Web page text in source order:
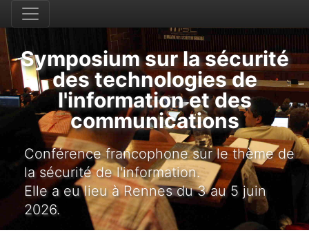
Symposium sur la sécurité
des technologies de
l'information et des
communications
Conférence francophone sur le thème de
la sécurité de l'information.
Elle a eu lieu à Rennes du 3 au 5 juin
2026.